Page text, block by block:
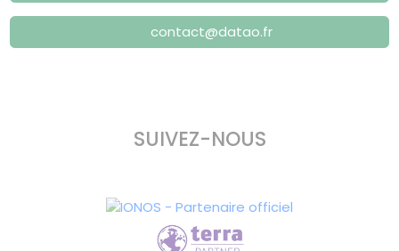
contact@datao.fr
SUIVEZ-NOUS